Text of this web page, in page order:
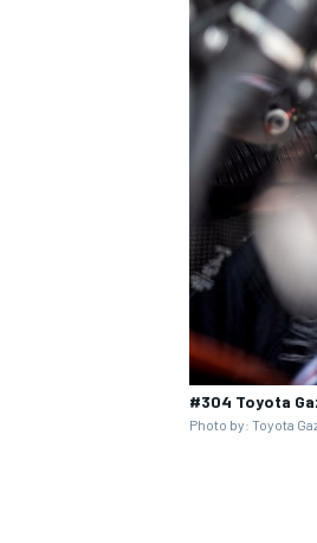
#304 Toyota
Photo by: Toyota